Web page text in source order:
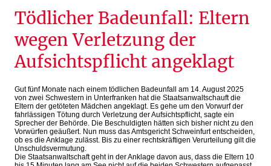
Tödlicher Badeunfall: Eltern
wegen Verletzung der
Aufsichtspflicht angeklagt
Gut fünf Monate nach einem tödlichen Badeunfall am 14. August 2025
von zwei Schwestern in Unterfranken hat die Staatsanwaltschauft die
Eltern der getöteten Mädchen angeklagt. Es gehe um den Vorwurf der
fahrlässigen Tötung durch Verletzung der Aufsichtspflicht, sagte ein
Sprecher der Behörde. Die Beschuldigten hätten sich bisher nicht zu den
Vorwürfen geäußert. Nun muss das Amtsgericht Schweinfurt entscheiden,
ob es die Anklage zulässt. Bis zu einer rechtskräftigen Verurteilung gilt die
Unschuldsvermutung.
Die Staatsanwaltschaft geht in der Anklage davon aus, dass die Eltern 10